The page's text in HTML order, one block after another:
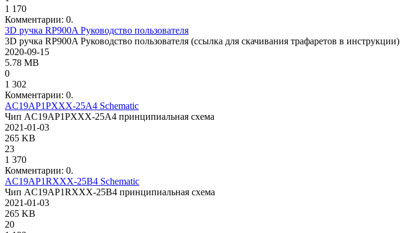
1 170
Комментарии: 0.
3D ручка RP900A Руководство пользователя
3D ручка RP900A Руководство пользователя (ссылка для скачивания трафаретов в инструкции)
2020-09-15
5.78 MB
0
1 302
Комментарии: 0.
AC19AP1PXXX-25A4 Schematic
Чип AC19AP1PXXX-25A4 принципиальная схема
2021-01-03
265 KB
23
1 370
Комментарии: 0.
AC19AP1RXXX-25B4 Schematic
Чип AC19AP1RXXX-25B4 принципиальная схема
2021-01-03
265 KB
20